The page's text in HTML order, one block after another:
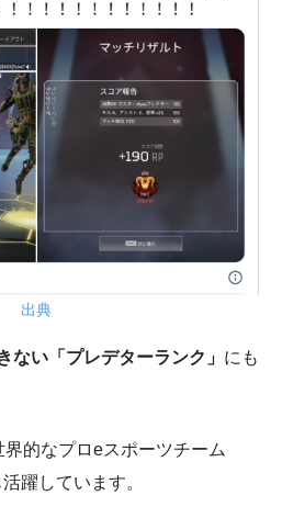
出典
ない「プレデターランク」 にも
的なプロeスポーツチーム
躍しています。